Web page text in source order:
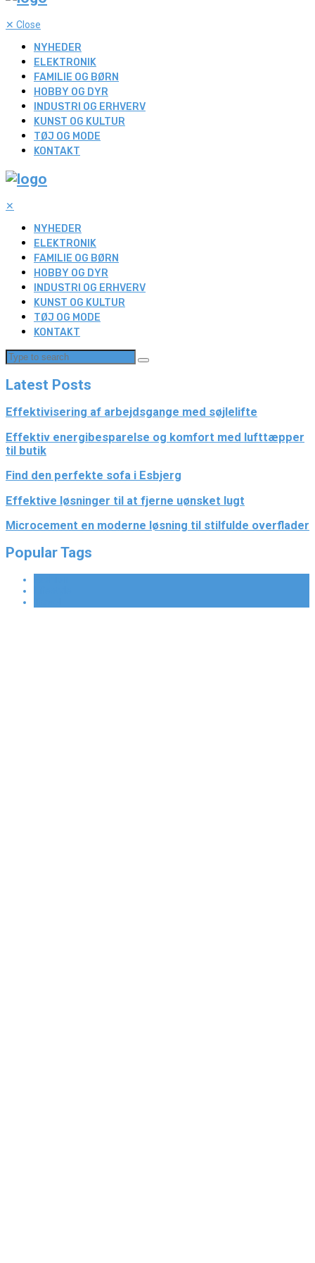
✕ Close
NYHEDER
ELEKTRONIK
FAMILIE OG BØRN
HOBBY OG DYR
INDUSTRI OG ERHVERV
KUNST OG KULTUR
TØJ OG MODE
KONTAKT
✕
NYHEDER
ELEKTRONIK
FAMILIE OG BØRN
HOBBY OG DYR
INDUSTRI OG ERHVERV
KUNST OG KULTUR
TØJ OG MODE
KONTAKT
Latest Posts
Effektivisering af arbejdsgange med søjlelifte
Effektiv energibesparelse og komfort med lufttæpper
til butik
Find den perfekte sofa i Esbjerg
Effektive løsninger til at fjerne uønsket lugt
Microcement en moderne løsning til stilfulde overflader
Popular Tags